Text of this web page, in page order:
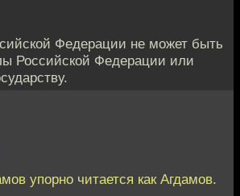
Федерации не может быть
Российской Федерации или
упорно читается как Агдамов.